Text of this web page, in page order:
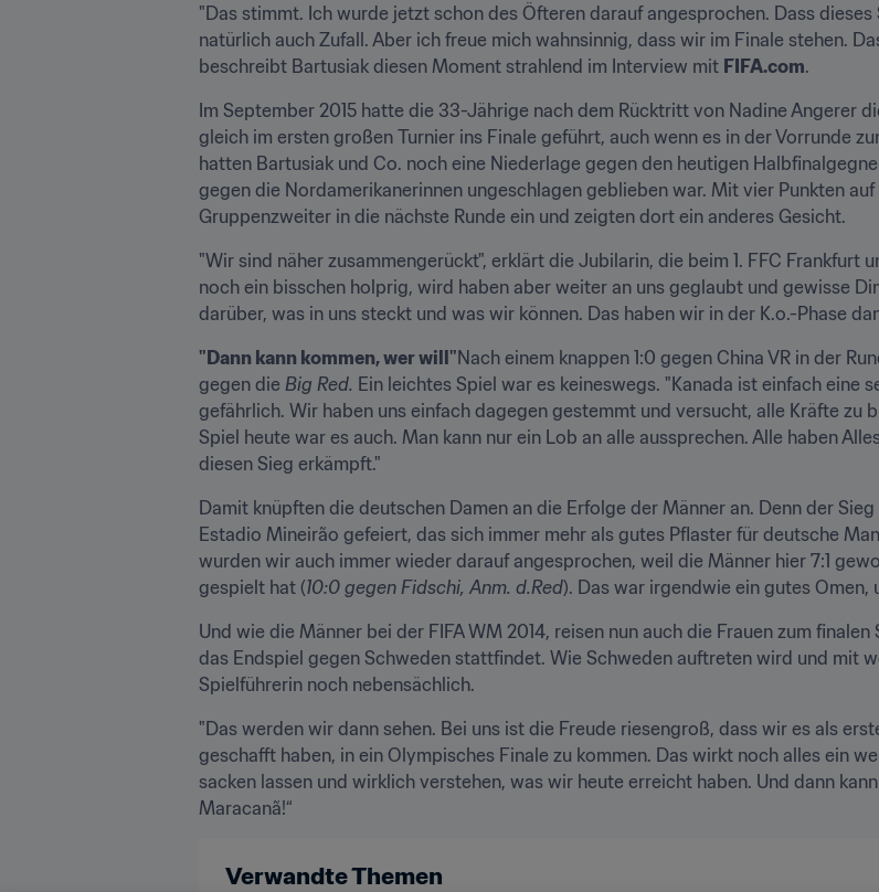
"Das stimmt. Ich wurde jetzt schon des Öfteren darauf angesprochen. Dass
natürlich auch Zufall. Aber ich freue mich wahnsinnig, dass wir im Finale stehen.
beschreibt Bartusiak diesen Moment strahlend im Interview mit FIFA.com.
Im September 2015 hatte die 33-Jährige nach dem Rücktritt von Nadine Angerer
gleich im ersten großen Turnier ins Finale geführt, auch wenn es in der Vorrunde
hatten Bartusiak und Co. noch eine Niederlage gegen den heutigen
gegen die Nordamerikanerinnen ungeschlagen geblieben war. Mit vier Punkten
Gruppenzweiter in die nächste Runde ein und zeigten dort ein anderes Gesicht.
"Wir sind näher zusammengerückt", erklärt die Jubilarin, die beim 1. FFC Frankfurt
noch ein bisschen holprig, wird haben aber weiter an uns geglaubt und gewisse
darüber, was in uns steckt und was wir können. Das haben wir in der K.o.-Phase
"Dann kann kommen, wer will"Nach einem knappen 1:0 gegen China VR in der
gegen die Big Red. Ein leichtes Spiel war es keineswegs. "Kanada ist einfach eine
gefährlich. Wir haben uns einfach dagegen gestemmt und versucht, alle Kräfte zu
Spiel heute war es auch. Man kann nur ein Lob an alle aussprechen. Alle haben
diesen Sieg erkämpft."
Damit knüpften die deutschen Damen an die Erfolge der Männer an. Denn der
Estadio Mineirão gefeiert, das sich immer mehr als gutes Pflaster für deutsche
wurden wir auch immer wieder darauf angesprochen, weil die Männer hier 7:1
gespielt hat (10:0 gegen Fidschi, Anm. d.Red). Das war irgendwie ein gutes
Und wie die Männer bei der FIFA WM 2014, reisen nun auch die Frauen zum
das Endspiel gegen Schweden stattfindet. Wie Schweden auftreten wird und mit
Spielführerin noch nebensächlich.
"Das werden wir dann sehen. Bei uns ist die Freude riesengroß, dass wir es als
geschafft haben, in ein Olympisches Finale zu kommen. Das wirkt noch alles ein
sacken lassen und wirklich verstehen, was wir heute erreicht haben. Und dann
Maracanã!“
Verwandte Themen